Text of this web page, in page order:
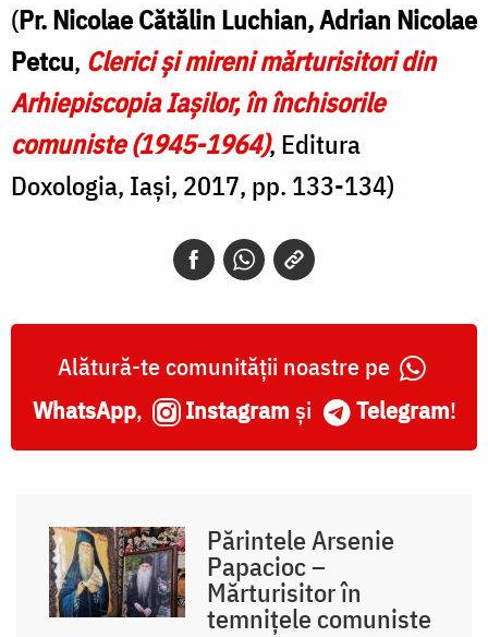
(Pr. Nicolae Cătălin Luchian, Adrian Nicolae
Petcu, Clerici şi mireni mărturisitori din
Arhiepiscopia Iaşilor, în închisorile
comuniste (1945-1964), Editura
Doxologia, Iași, 2017, pp. 133-134)
Alătură-te comunității noastre pe
WhatsApp, Instagram și Telegram!
Părintele Arsenie
Papacioc –
Mărturisitor în
temnițele comuniste